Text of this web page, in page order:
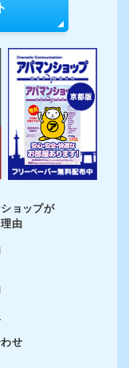
ョップが
由
せ